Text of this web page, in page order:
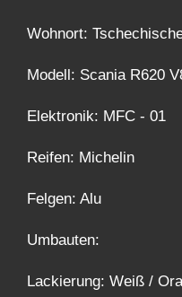
Wohnort:
Modell: Scania R620
Elektronik: MFC - 01
Reifen: Michelin
Felgen: Alu
Umbauten:
Lackierung: Weiß /